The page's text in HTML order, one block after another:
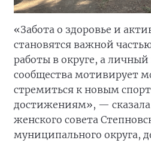
«Забота о здоровье и
становятся важной
работы в округе, а
сообщества мотивирует
стремиться к новым
достижениям», — сказала
женского совета
муниципального округа,